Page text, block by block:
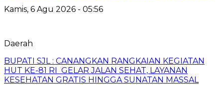
Kamis, 6 Agu 2026 - 05:56
Daerah
BUPATI SJL : CANANGKAN RANGKAIAN KEGIATAN
HUT KE-81 RI GELAR JALAN SEHAT, LAYANAN
KESEHATAN GRATIS HINGGA SUNATAN MASSAL